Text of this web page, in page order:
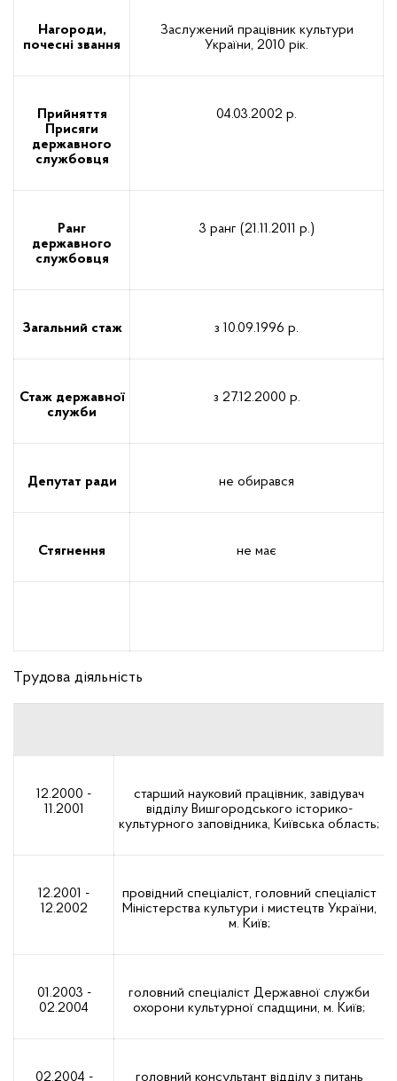
Нагороди,
почесні звання
Заслужений працівник культури
України, 2010 рік.
Прийняття
Присяги
державного
службовця
04.03.2002 р.
Ранг
державного
службовця
3 ранг (21.11.2011 р.)
Загальний стаж з 10.09.1996 р.
Стаж державної
служби
з 27.12.2000 р.
Депутат ради не обирався
Стягнення не має
Трудова діяльність
12.2000 -
11.2001
старший науковий працівник, завідувач
відділу Вишгородського історико-
культурного заповідника, Київська область;
12.2001 -
12.2002
провідний спеціаліст, головний спеціаліст
Міністерства культури і мистецтв України,
м. Київ;
01.2003 -
02.2004
головний спеціаліст Державної служби
охорони культурної спадщини, м. Київ;
02.2004 - головний консультант відділу з питань